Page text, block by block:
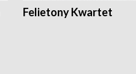
Felietony Kwartet